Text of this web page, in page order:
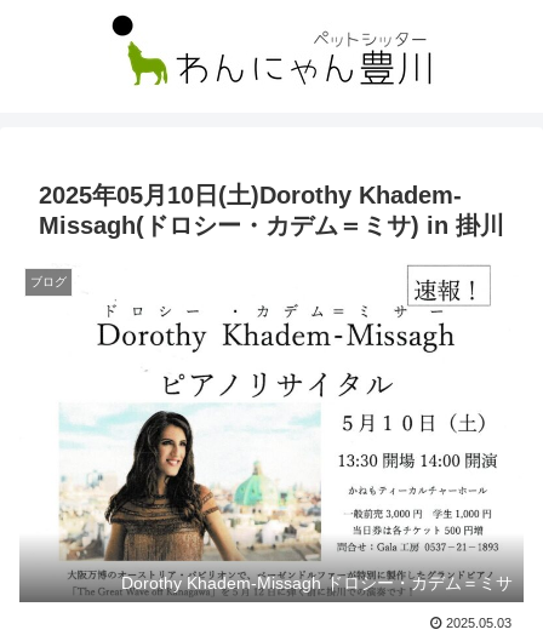
2025年05月10日(土)Dorothy Khadem-
Missagh(ドロシー・カデム＝ミサ) in 掛川
ブログ
Dorothy Khadem-Missagh ドロシー・カデム＝ミサ
2025.05.03